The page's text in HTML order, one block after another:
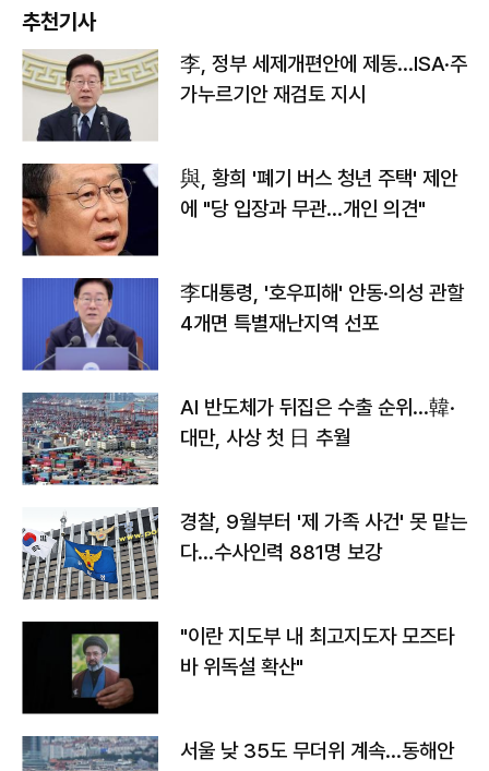
추천기사
李, 정부 세제개편안에 제동…ISA·주
가누르기안 재검토 지시
與, 황희 '폐기 버스 청년 주택' 제안
에 "당 입장과 무관…개인 의견"
李대통령, '호우피해' 안동·의성 관할
4개면 특별재난지역 선포
AI 반도체가 뒤집은 수출 순위…韓·
대만, 사상 첫 日 추월
경찰, 9월부터 '제 가족 사건' 못 맡는
다…수사인력 881명 보강
"이란 지도부 내 최고지도자 모즈타
바 위독설 확산"
서울 낮 35도 무더위 계속…동해안